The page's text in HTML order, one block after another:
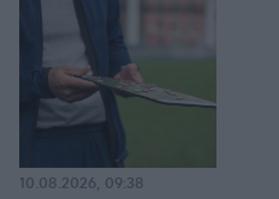
10.08.2026, 09:38